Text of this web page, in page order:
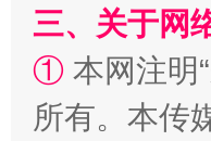
三、关于网
① 本网注明
所有。本传